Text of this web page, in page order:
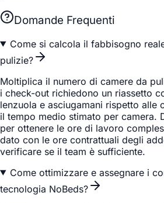
Domande Frequenti
Come si calcola il fabbisogno
pulizie?
Moltiplica il numero di camere da
i check-out richiedono un riassetto
lenzuola e asciugamani rispetto alle
il tempo medio stimato per camera.
per ottenere le ore di lavoro
dato con le ore contrattuali degli
verificare se il team è sufficiente.
Come ottimizzare e assegnare i
tecnologia NoBeds?